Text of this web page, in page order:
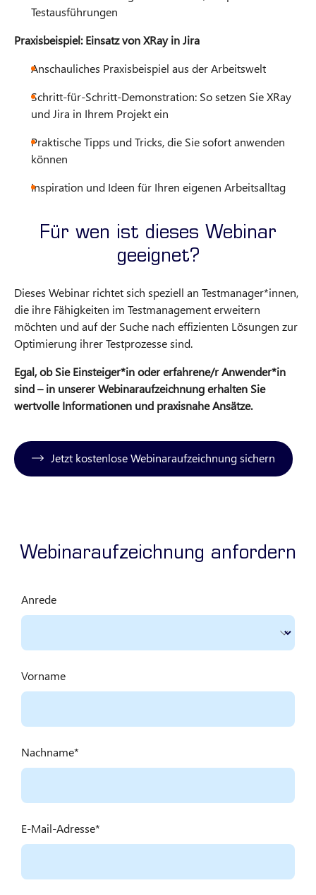
Testausführungen
Praxisbeispiel: Einsatz von XRay in Jira
Anschauliches Praxisbeispiel aus der Arbeitswelt
Schritt-für-Schritt-Demonstration: So setzen Sie XRay
und Jira in Ihrem Projekt ein
Praktische Tipps und Tricks, die Sie sofort anwenden
können
Inspiration und Ideen für Ihren eigenen Arbeitsalltag
Für wen ist dieses Webinar
geeignet?
Dieses Webinar richtet sich speziell an Testmanager*innen,
die ihre Fähigkeiten im Testmanagement erweitern
möchten und auf der Suche nach effizienten Lösungen zur
Optimierung ihrer Testprozesse sind.
Egal, ob SieEinsteiger*in oder erfahrene/r Anwender*in
sind – in unserer Webinaraufzeichnung erhalten Sie
wertvolle Informationen und praxisnahe Ansätze.
Jetzt kostenlose Webinaraufzeichnung sichern
Webinaraufzeichnung anfordern
Anrede
Vorname
Nachname
E-Mail-Adresse